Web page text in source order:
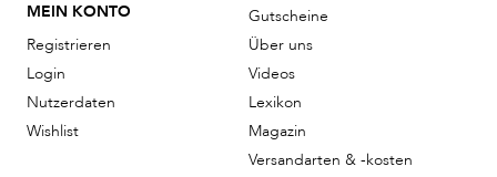
MEIN KONTO
Registrieren
Login
Nutzerdaten
Wishlist
Gutscheine
Über uns
Videos
Lexikon
Magazin
Versandarten & -kosten